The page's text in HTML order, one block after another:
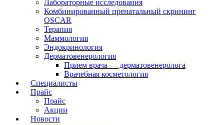
Лабораторные исследования
Комбинированный пренатальный скрининг
OSCAR
Терапия
Маммология
Эндокринология
Дерматовенерология
Прием врача — дерматовенеролога
Врачебная косметология
Специалисты
Прайс
Прайс
Акции
Новости